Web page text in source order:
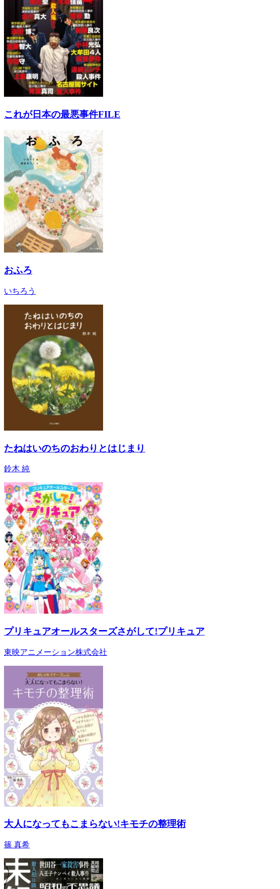
これが日本の最悪事件FILE
おふろ
いちろう
たねはいのちのおわりとはじまり
鈴木 純
プリキュアオールスターズさがして!プリキュア
東映アニメーション株式会社
大人になってもこまらない!キモチの整理術
篠 真希